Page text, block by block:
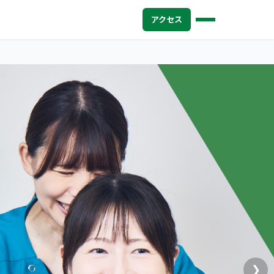
アクセス
❯